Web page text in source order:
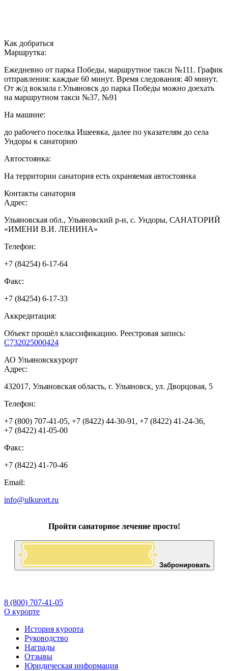
Как добраться
Маршрутка:
Ежедневно от парка Победы, маршрутное такси №111. График
отправления: каждые 60 минут. Время следования: 40 минут.
От ж/д вокзала г.Ульяновск до парка Победы можно доехать
на маршрутном такси №37, №91
На машине:
до рабочего поселка Ишеевка, далее по указателям до села
Ундоры к санаторию
Автостоянка:
На территории санатория есть охраняемая автостоянка
Контакты санатория
Адрес:
Ульяновская обл., Ульяновский р-н, с. Ундоры, САНАТОРИЙ
«ИМЕНИ В.И. ЛЕНИНА»
Телефон:
+7 (84254) 6-17-64
Факс:
+7 (84254) 6-17-33
Аккредитация:
Объект прошёл классификацию. Реестровая запись:
С732025000424
АО Ульяновсккурорт
Адрес:
432017, Ульяновская область, г. Ульяновск, ул. Дворцовая, 5
Телефон:
+7 (800) 707‑41‑05, +7 (8422) 44‑30‑91, +7 (8422) 41‑24‑36,
+7 (8422) 41‑05‑00
Факс:
+7 (8422) 41-70-46
Email:
info@ulkurort.ru
Пройти санаторное лечение просто!
Забронировать
8 (800) 707-41-05
О курорте
История курорта
Руководство
Награды
Отзывы
Юридическая информация